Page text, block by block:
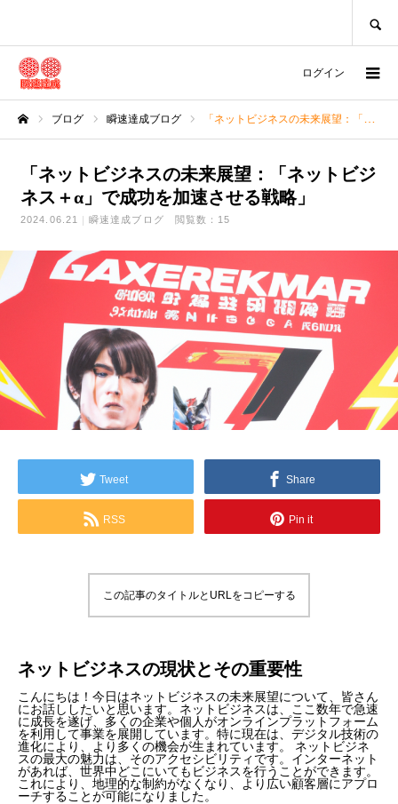
ログイン
ブログ 瞬速達成ブログ 「ネットビジネスの未来展望：「ネットビジネス＋α」で成功を加速させる戦略」
「ネットビジネスの未来展望：「ネットビジ
ネス＋α」で成功を加速させる戦略」
2024.06.21 瞬速達成ブログ 閲覧数：15
Tweet Share
RSS Pin it
この記事のタイトルとURLをコピーする
ネットビジネスの現状とその重要性
こんにちは！今日はネットビジネスの未来展望について、皆さん
にお話ししたいと思います。ネットビジネスは、ここ数年で急速
に成長を遂げ、多くの企業や個人がオンラインプラットフォーム
を利用して事業を展開しています。特に現在は、デジタル技術の
進化により、より多くの機会が生まれています。 ネットビジネ
スの最大の魅力は、そのアクセシビリティです。インターネット
があれば、世界中どこにいてもビジネスを行うことができます。
これにより、地理的な制約がなくなり、より広い顧客層にアプロ
ーチすることが可能になりました。